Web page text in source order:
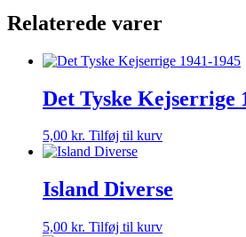
Relaterede varer
Det Tyske Kejserrige
5,00 kr. Tilføj til kurv
Island Diverse
5,00 kr. Tilføj til kurv